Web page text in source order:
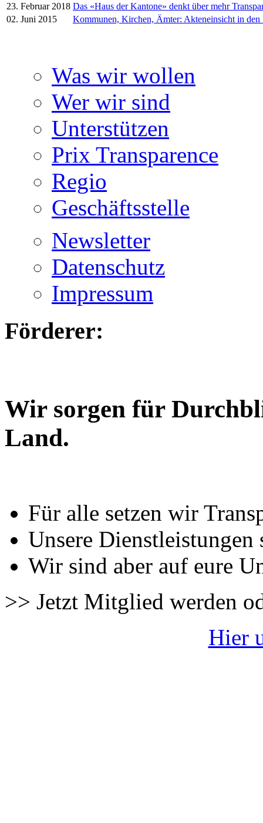
23. Februar 2018 Das «Haus der Kantone» denkt über mehr
02. Juni 2015
Kommunen, Kirchen, Ämter: Akteneinsicht in den
Was wir wollen
Wer wir sind
Unterstützen
Prix Transparence
Regio
Geschäftsstelle
Newsletter
Datenschutz
Impressum
Förderer:
Wir sorgen für
Land.
Für alle setzen wir
Unsere Dienstleistungen
Wir sind aber auf eure
>> Jetzt Mitglied werden
Hier